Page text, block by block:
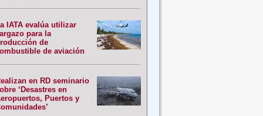
IATA evalúa utilizar
para la
de
de aviación
en RD seminario
‘Desastres en
Puertos y